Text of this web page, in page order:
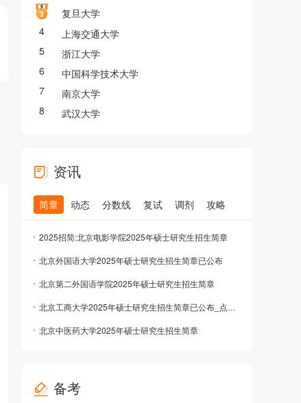
复旦大学
4
上海交通大学
5
浙江大学
6
中国科学技术大学
7
南京大学
8
武汉大学
资讯
简章 动态 分数线 复试 调剂 攻略
2025招简:北京电影学院2025年硕士研究生招生简章
北京外国语大学2025年硕士研究生招生简章已公布
北京第二外国语学院2025年硕士研究生招生简章
北京工商大学2025年硕士研究生招生简章已公布_点击查看
北京中医药大学2025年硕士研究生招生简章
备考